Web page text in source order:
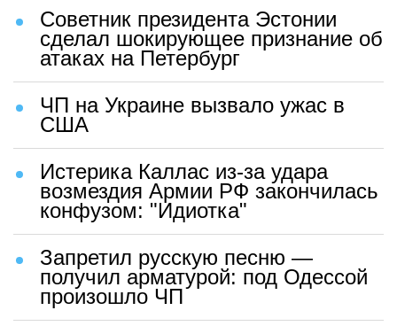
Советник президента Эстонии
сделал шокирующее признание об
атаках на Петербург
ЧП на Украине вызвало ужас в
США
Истерика Каллас из-за удара
возмездия Армии РФ закончилась
конфузом: "Идиотка"
Запретил русскую песню —
получил арматурой: под Одессой
произошло ЧП